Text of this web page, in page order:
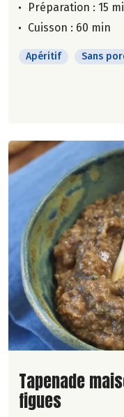
Préparation : 15
Cuisson : 60 min
Apéritif Sans
Lire la suite
Tapenade
figues